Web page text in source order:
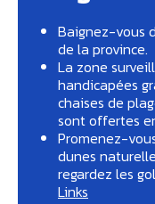
Baignez-vous
de la province.
La zone
handicapées
chaises de
sont offertes
Promenez-
dunes
regardez les
Links